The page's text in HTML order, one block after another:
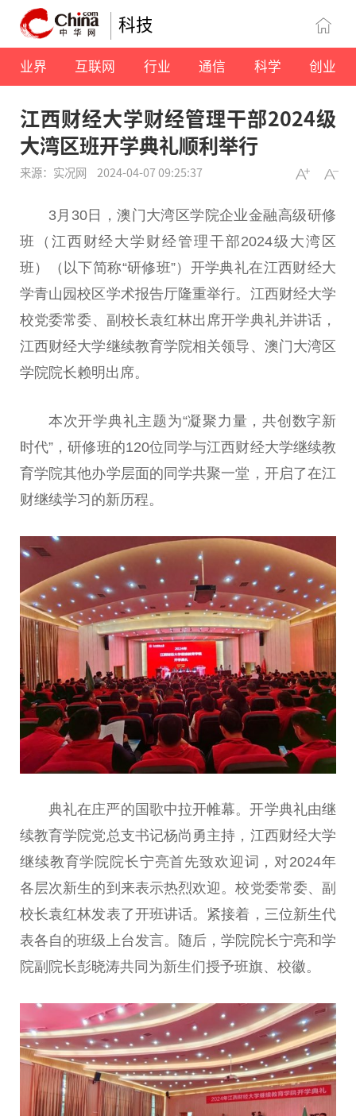
科技
业界 互联网 行业 通信 科学 创业
江西财经大学财经管理干部2024级
大湾区班开学典礼顺利举行
来源：实况网 2024-04-07 09:25:37
3月30日，澳门大湾区学院企业金融高级研修
班（江西财经大学财经管理干部2024级大湾区
班）（以下简称“研修班”）开学典礼在江西财经大
学青山园校区学术报告厅隆重举行。江西财经大学
校党委常委 、副校长袁红林出席开学典礼并讲话 ，
江西财经大学继续教育学院相关领导 、 澳门大湾区
学院院长赖明出席。
本次开学典礼主题为“凝聚力量，共创数字新
时代”，研修班的120位同学与江西财经大学继续教
育学院其他办学层面的同学共聚一堂，开启了在江
财继续学习 的新历程。
典礼在庄严的国歌中拉开帷幕。开学典礼由继
续教育学院党总支书记杨尚勇主持，江西财经大学
继续教育学院院长宁亮首先致欢迎词，对2024年
各层次新生的到来表示热烈欢迎。校党委常委、副
校长袁红林发表了开班讲话。紧接着，三位新生代
表各自的班级上台发言。随后，学院院长宁亮和学
院副院长彭晓涛共同为新生们授予班旗、校徽。